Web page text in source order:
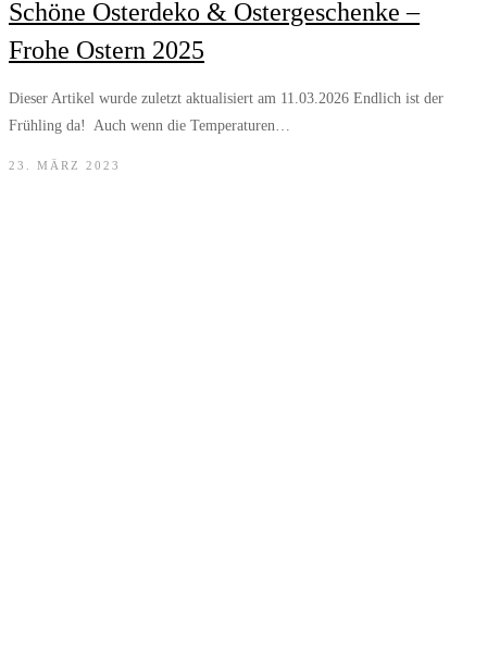
Schöne Osterdeko & Ostergeschenke –
Frohe Ostern 2025
Dieser Artikel wurde zuletzt aktualisiert am 11.03.2026 Endlich ist der
Frühling da! Auch wenn die Temperaturen…
23. MÄRZ 2023